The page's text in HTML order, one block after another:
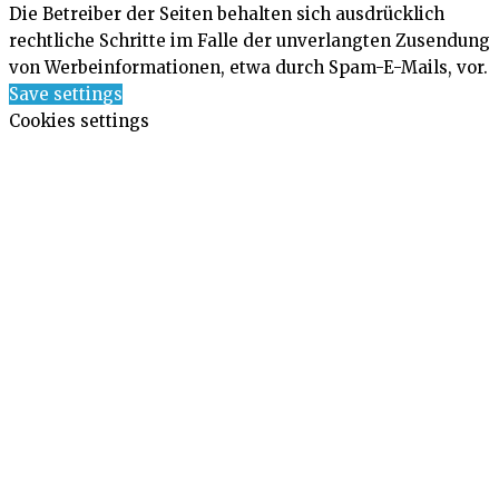
Die Betreiber der Seiten behalten sich ausdrücklich
rechtliche Schritte im Falle der unverlangten Zusendung
von Werbeinformationen, etwa durch Spam-E-Mails, vor.
Save settings
Cookies settings